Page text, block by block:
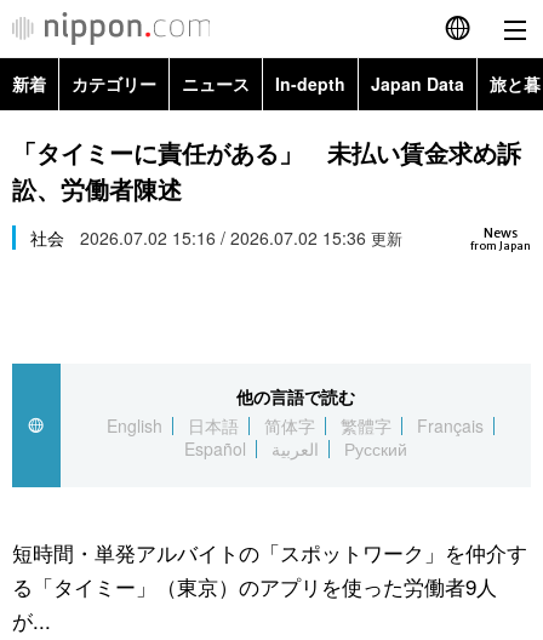
English
简体字
Русский
カテゴリー
経済・ビジネス
国際
文化
トップ
アーカイブ
In-depth
Japan Data
動画/Live
新着 カテゴリー ニュース In-depth Japan Data 旅と
政治・外交
経済・ビジネス
スポーツ・東京2020
Topics
「タイミーに責任がある」 未払い賃金求め訴
訟、労働者陳述
News
from Japan
社会 2026.07.02 15:16 / 2026.07.02 15:36 更新
他の言語で読む
English
日本語 简体字 繁體字
Français
Español
العربية Русский
短時間・単発アルバイトの「スポットワーク」を仲介す
る「タイミー」（東京）のアプリを使った労働者9人
が...